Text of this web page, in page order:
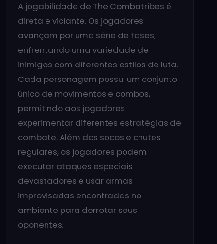
A jogabilidade de The Combatribes é
direta e viciante. Os jogadores
avançam por uma série de fases,
enfrentando uma variedade de
inimigos com diferentes estilos de luta.
Cada personagem possui um conjunto
único de movimentos e combos,
permitindo aos jogadores
experimentar diferentes estratégias de
combate. Além dos socos e chutes
regulares, os jogadores podem
executar ataques especiais
devastadores e usar armas
improvisadas encontradas no
ambiente para derrotar seus
oponentes.